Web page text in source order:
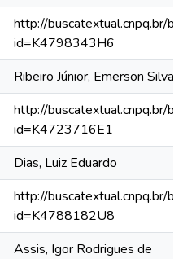
http://buscatextual.cnpq.br/
id=K4798343H6
Ribeiro Júnior, Emerson Silva
http://buscatextual.cnpq.br/
id=K4723716E1
Dias, Luiz Eduardo
http://buscatextual.cnpq.br/
id=K4788182U8
Assis, Igor Rodrigues de